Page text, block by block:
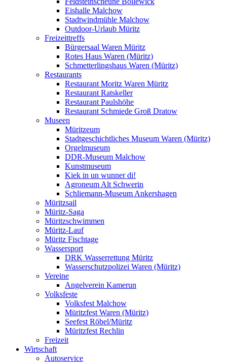
Eishalle Malchow
Stadtwindmühle Malchow
Outdoor-Urlaub Müritz
Freizeittreffs
Bürgersaal Waren Müritz
Rotes Haus Waren (Müritz)
Schmetterlingshaus Waren (Müritz)
Restaurants
Restaurant Moritz Waren Müritz
Restaurant Ratskeller
Restaurant Paulshöhe
Restaurant Schmiede Groß Dratow
Museen
Müritzeum
Stadtgeschichtliches Museum Waren (Müritz)
Orgelmuseum
DDR-Museum Malchow
Kunstmuseum
Kiek in un wunner di!
Agroneum Alt Schwerin
Schliemann-Museum Ankershagen
Müritzsail
Müritz-Saga
Müritzschwimmen
Müritz-Lauf
Müritz Fischtage
Wassersport
DRK Wasserrettung Müritz
Wasserschutzpolizei Waren (Müritz)
Vereine
Angelverein Kamerun
Volksfeste
Volksfest Malchow
Müritzfest Waren (Müritz)
Seefest Röbel/Müritz
Müritzfest Rechlin
Freizeit
Wirtschaft
Autoservice